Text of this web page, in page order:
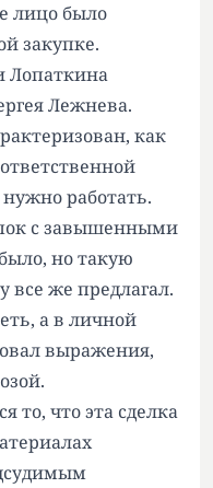
лицо было
закупке.
Лопаткина
Лежнева.
как
работать.
с завышенными
но такую
все же предлагал.
а в личной
выражения,
то, что эта сделка